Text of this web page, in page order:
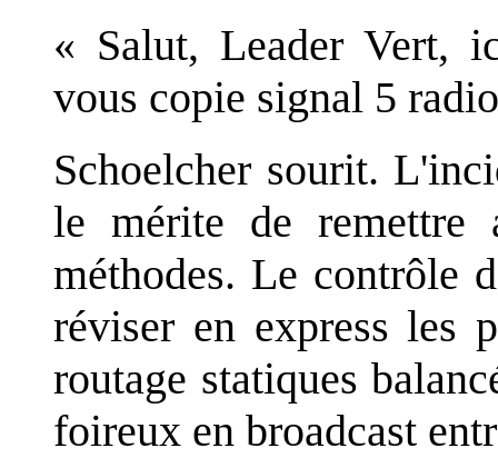
« Salut, Leader Vert,
vous copie signal 5
Schoelcher sourit.
le mérite de
méthodes. Le contrôle
réviser en express les
routage statiques
foireux en broadcast